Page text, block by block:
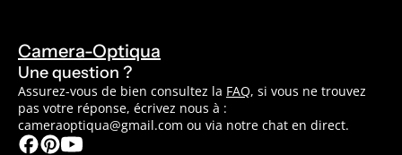
Camera-Optiqua
Une question ?
Assurez-vous de bien consultez la FAQ, si vous ne trouvez
pas votre réponse, écrivez nous à :
cameraoptiqua@gmail.com ou via notre chat en direct.